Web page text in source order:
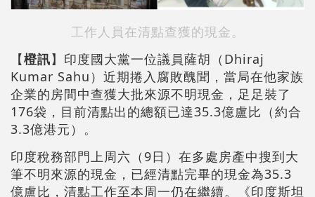
工作人員在清點查獲的現金。
【橙訊】印度國大黨一位議員薩胡（Dhiraj
Kumar Sahu）近期捲入腐敗醜聞，當局在他家族
企業的房間中查獲大批來源不明現金，足足裝了
176袋，目前清點出的總額已達35.3億盧比（約合
3.3億港元）。
印度稅務部門上周六（9日）在多處房產中搜到大
筆不明來源的現金，已經清點完畢的現金為35.3
億盧比，清點工作至本周一仍在繼續。《印度斯坦